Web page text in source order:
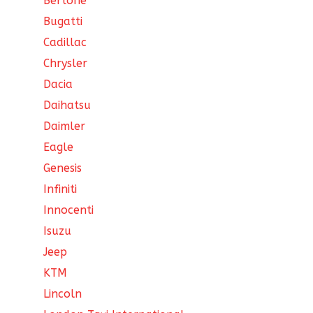
Bugatti
Cadillac
Chrysler
Dacia
Daihatsu
Daimler
Eagle
Genesis
Infiniti
Innocenti
Isuzu
Jeep
KTM
Lincoln